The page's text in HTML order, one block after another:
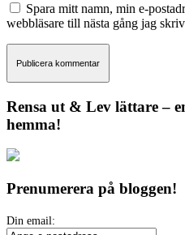
Spara mitt namn, min e-
webbläsare till nästa gång jag
Rensa ut & Lev lättare –
hemma!
Prenumerera på bloggen!